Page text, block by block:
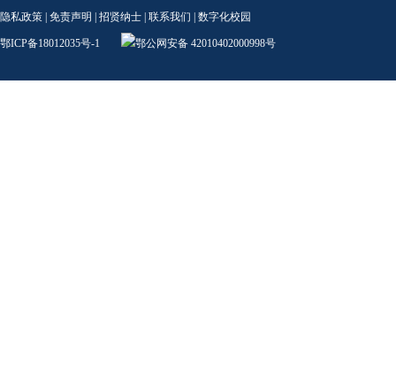
隐私政策 免责声明 招贤纳士 联系我们 数字化校园
鄂ICP备18012035号-1 鄂公网安备 42010402000998号